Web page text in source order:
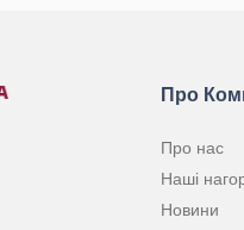
Про
Про нас
Наші
Новини